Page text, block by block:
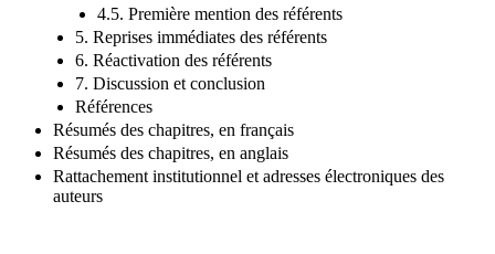
4.5. Première mention des référents
5. Reprises immédiates des référents
6. Réactivation des référents
7. Discussion et conclusion
Références
Résumés des chapitres, en français
Résumés des chapitres, en anglais
Rattachement institutionnel et adresses électroniques des
auteurs